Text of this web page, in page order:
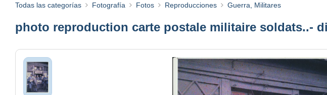
Todas las categorías Fotografía Fotos Reproducciones Guerra, Militares
photo reproduction carte postale militaire soldats..-